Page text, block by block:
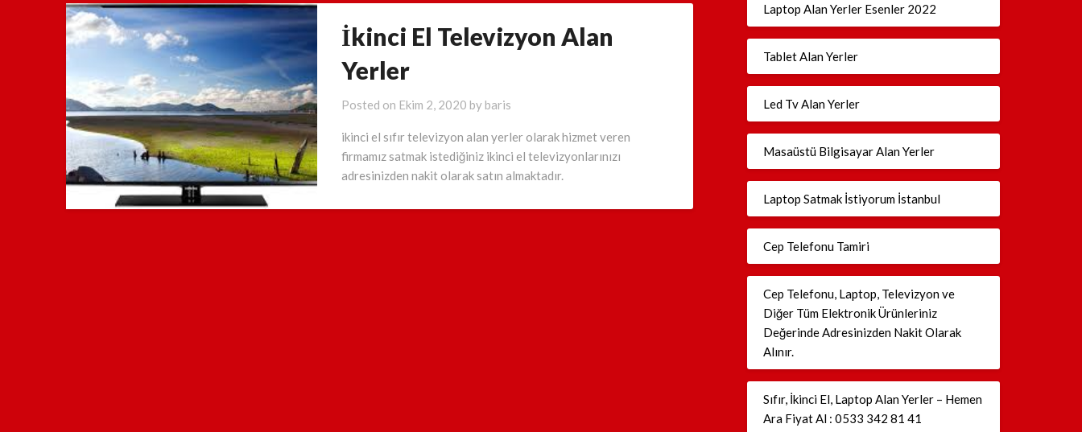
İkinci El Televizyon Alan
Yerler
Posted on Ekim 2, 2020 by baris
ikinci el sıfır televizyon alan yerler olarak hizmet veren
firmamız satmak istediğiniz ikinci el televizyonlarınızı
adresinizden nakit olarak satın almaktadır.
Laptop Alan Yerler Esenler 2022
Tablet Alan Yerler
Led Tv Alan Yerler
Masaüstü Bilgisayar Alan Yerler
Laptop Satmak İstiyorum İstanbul
Cep Telefonu Tamiri
Cep Telefonu, Laptop, Televizyon ve
Diğer Tüm Elektronik Ürünleriniz
Değerinde Adresinizden Nakit Olarak
Alınır.
Sıfır, İkinci El, Laptop Alan Yerler – Hemen
Ara Fiyat Al : 0533 342 81 41